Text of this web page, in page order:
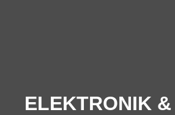
ELEKTRONIK